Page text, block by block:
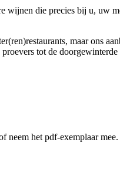
wijnen die precies bij u, uw
maar ons
tot de
neem het pdf-exemplaar mee.